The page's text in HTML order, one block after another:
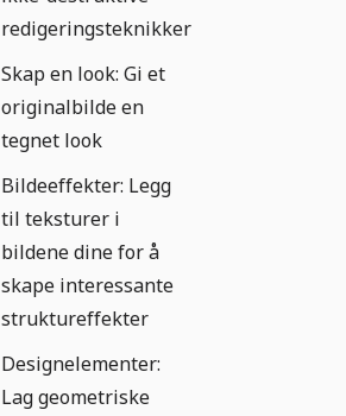
redigeringsteknikker
Skap en look: Gi et
originalbilde en
tegnet look
Bildeeffekter: Legg
til teksturer i
bildene dine for å
skape interessante
struktureffekter
Designelementer:
Lag geometriske